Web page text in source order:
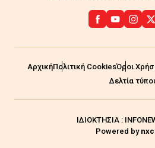
ΑρχικήΠολιτική CookiesΌροι
Δελτία
ΙΔΙΟΚΤΗΣΙΑ :
Powered by